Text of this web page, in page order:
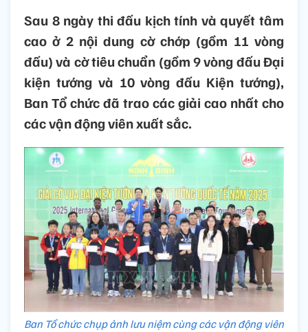
Sau 8 ngày thi đấu kịch tính và quyết tâm
cao ở 2 nội dung cờ chớp (gồm 11 vòng
đấu) và cờ tiêu chuẩn (gồm 9 vòng đấu Đại
kiện tướng và 10 vòng đấu Kiện tướng),
Ban Tổ chức đã trao các giải cao nhất cho
các vận động viên xuất sắc.
Ban Tổ chức chụp ảnh lưu niệm cùng các vận động viên